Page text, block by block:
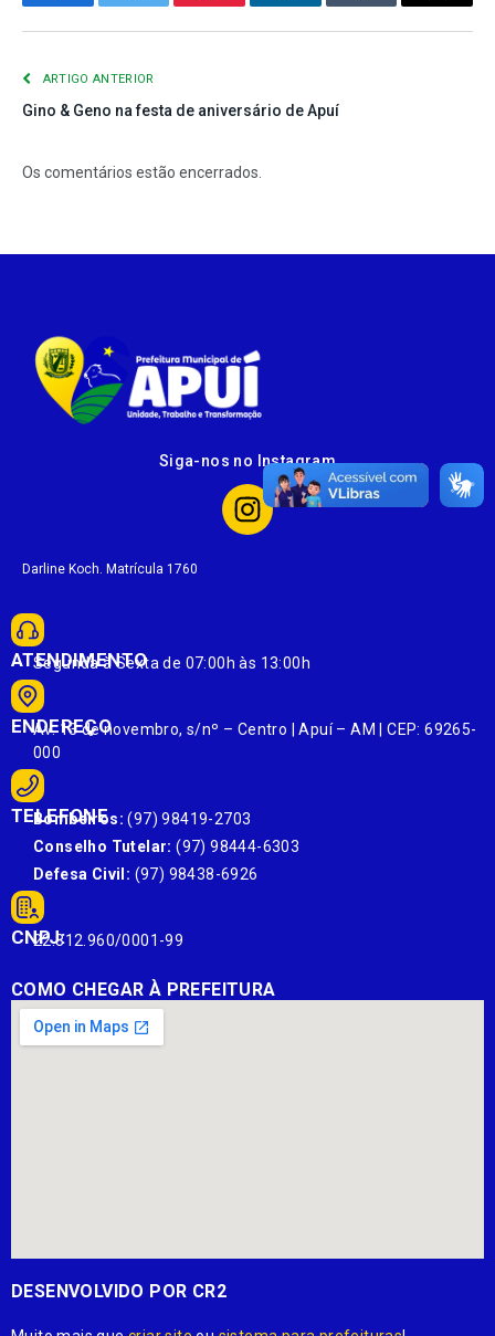
FacebookTwitter Pinterest LinkedInTumblr
E-
ARTIGO ANTERIOR
Gino & Geno na festa de aniversário de Apuí
Os comentários estão encerrados.
Siga-nos no Instagram
Darline Koch. Matrícula 1760
ATENDIMENTO
Segunda à Sexta de 07:00h às 13:00h
ENDEREÇO
Av. 13 de novembro, s/nº – Centro | Apuí – AM | CEP: 69265-
000
TELEFONE
Bombeiros: (97) 98419-2703
Conselho Tutelar: (97) 98444-6303
Defesa Civil: (97) 98438-6926
CNPJ:
22.812.960/0001-99
COMO CHEGAR À PREFEITURA
DESENVOLVIDO POR CR2